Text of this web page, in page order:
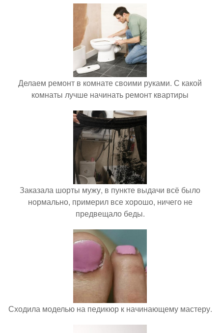
Делаем ремонт в комнате своими руками. С какой
комнаты лучше начинать ремонт квартиры
Заказала шорты мужу, в пункте выдачи всё было
нормально, примерил все хорошо, ничего не
предвещало беды.
Сходила моделью на педикюр к начинающему мастеру.